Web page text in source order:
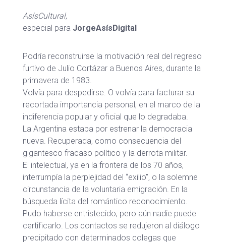
AsísCultural,
especial para JorgeAsísDigital
Podría reconstruirse la motivación real del regreso
furtivo de Julio Cortázar a Buenos Aires, durante la
primavera de 1983.
Volvía para despedirse. O volvía para facturar su
recortada importancia personal, en el marco de la
indiferencia popular y oficial que lo degradaba.
La Argentina estaba por estrenar la democracia
nueva. Recuperada, como consecuencia del
gigantesco fracaso político y la derrota militar.
El intelectual, ya en la frontera de los 70 años,
interrumpía la perplejidad del “exilio”, o la solemne
circunstancia de la voluntaria emigración. En la
búsqueda lícita del romántico reconocimiento.
Pudo haberse entristecido, pero aún nadie puede
certificarlo. Los contactos se redujeron al diálogo
precipitado con determinados colegas que